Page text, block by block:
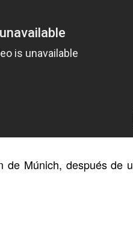
Múnich, después de